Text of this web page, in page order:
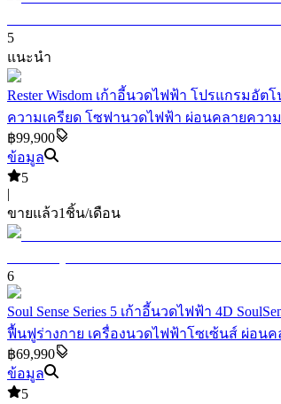
5
แนะนำ
Rester Wisdom เก้าอี้นวดไฟฟ้า โปรแกรมอั
ความเครียด โซฟานวดไฟฟ้า ผ่อนคลายควา
฿99,900
ข้อมูล
5
|
ขายแล้ว1 ชิ้น/เดือน
6
Soul Sense Series 5 เก้าอี้นวดไฟฟ้า 4D
ฟื้นฟูร่างกาย เครื่องนวดไฟฟ้าโซเซ้นส์ ผ่อนค
฿69,990
ข้อมูล
5